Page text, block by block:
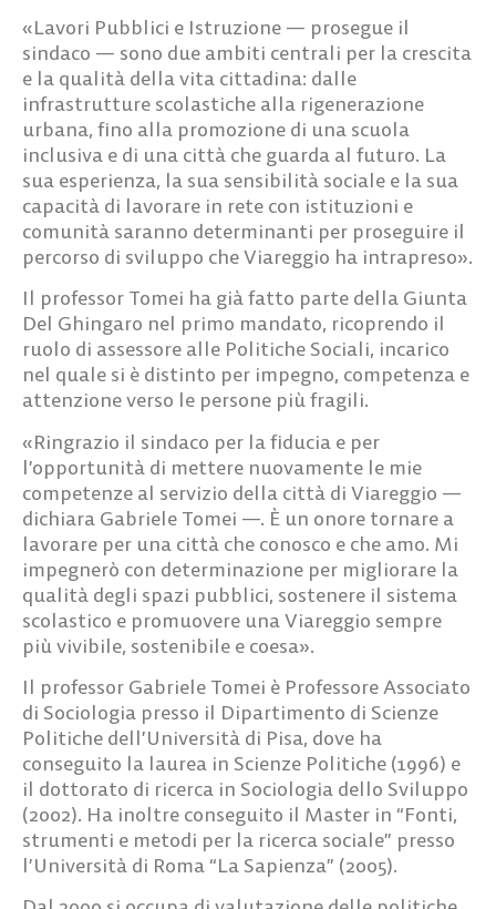
«Lavori Pubblici e Istruzione — prosegue il
sindaco — sono due ambiti centrali per la crescita
e la qualità della vita cittadina: dalle
infrastrutture scolastiche alla rigenerazione
urbana, fino alla promozione di una scuola
inclusiva e di una città che guarda al futuro. La
sua esperienza, la sua sensibilità sociale e la sua
capacità di lavorare in rete con istituzioni e
comunità saranno determinanti per proseguire il
percorso di sviluppo che Viareggio ha intrapreso».
Il professor Tomei ha già fatto parte della Giunta
Del Ghingaro nel primo mandato, ricoprendo il
ruolo di assessore alle Politiche Sociali, incarico
nel quale si è distinto per impegno, competenza e
attenzione verso le persone più fragili.
«Ringrazio il sindaco per la fiducia e per
l’opportunità di mettere nuovamente le mie
competenze al servizio della città di Viareggio —
dichiara Gabriele Tomei —. È un onore tornare a
lavorare per una città che conosco e che amo. Mi
impegnerò con determinazione per migliorare la
qualità degli spazi pubblici, sostenere il sistema
scolastico e promuovere una Viareggio sempre
più vivibile, sostenibile e coesa».
Il professor Gabriele Tomei è Professore Associato
di Sociologia presso il Dipartimento di Scienze
Politiche dell’Università di Pisa, dove ha
conseguito la laurea in Scienze Politiche (1996) e
il dottorato di ricerca in Sociologia dello Sviluppo
(2002). Ha inoltre conseguito il Master in “Fonti,
strumenti e metodi per la ricerca sociale” presso
l’Università di Roma “La Sapienza” (2005).